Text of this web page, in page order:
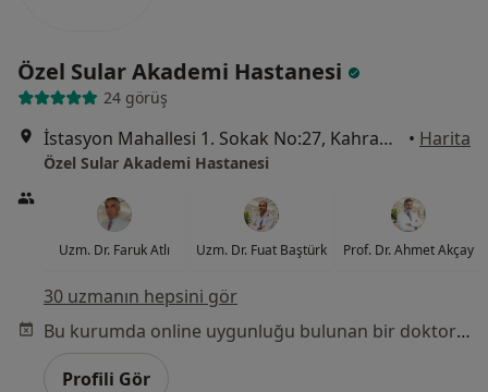
Özel Sular Akademi Hastanesi
24 görüş
İstasyon Mahallesi 1. Sokak No:27, Kahramanmaraş • Harita
Özel Sular Akademi Hastanesi
Uzm. Dr. Faruk Atlı Uzm. Dr. Fuat Baştürk Prof. Dr. Ahmet Akçay
30 uzmanın hepsini gör
Bu kurumda online uygunluğu bulunan bir doktor veya uzman bulunamadı
Profili Gör